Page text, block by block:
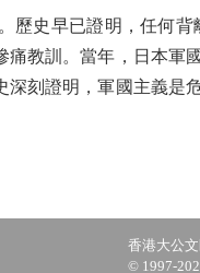
史早已證明，任何背
教訓。當年，日本
刻證明，軍國主義
香港大公
© 1997-